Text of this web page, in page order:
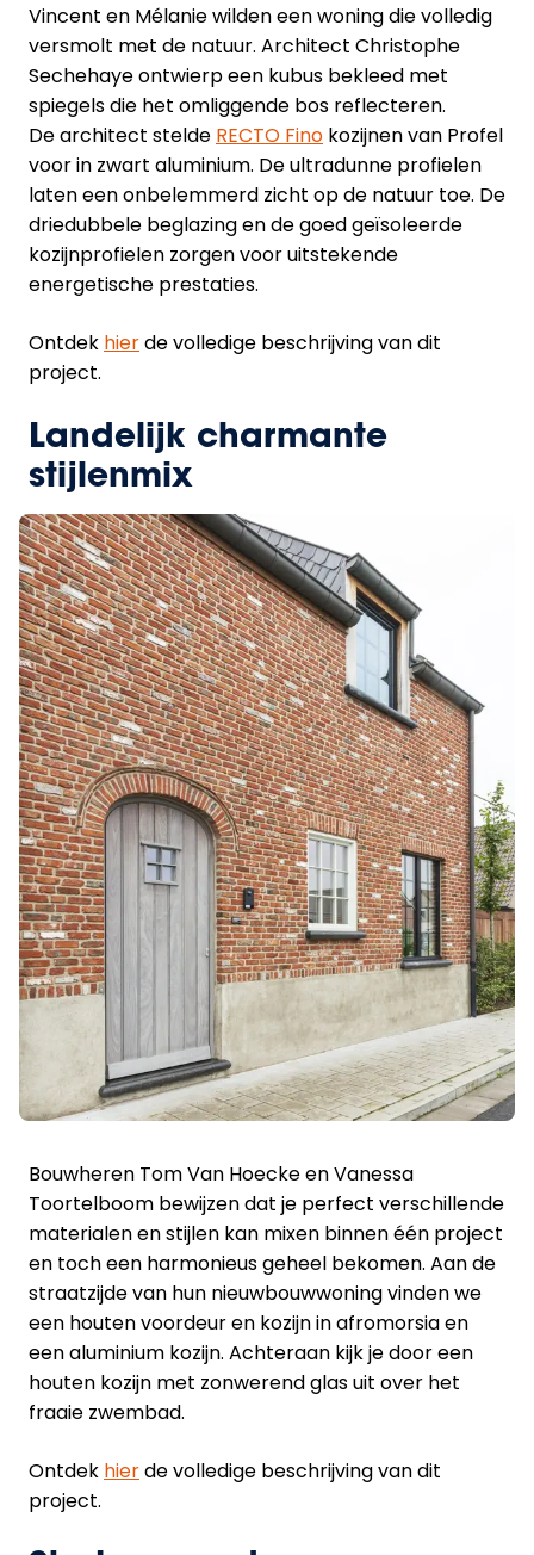
Vincent en Mélanie wilden een woning die volledig
versmolt met de natuur. Architect Christophe
Sechehaye ontwierp een kubus bekleed met
spiegels die het omliggende bos reflecteren.
De architect stelde RECTO Fino kozijnen van Profel
voor in zwart aluminium. De ultradunne profielen
laten een onbelemmerd zicht op de natuur toe. De
driedubbele beglazing en de goed geïsoleerde
kozijnprofielen zorgen voor uitstekende
energetische prestaties.
Ontdek hierde volledige beschrijving van dit
project.
Landelijk charmante
stijlenmix
Bouwheren Tom Van Hoecke en Vanessa
Toortelboom bewijzen dat je perfect verschillende
materialen en stijlen kan mixen binnen één project
en toch een harmonieus geheel bekomen. Aan de
straatzijde van hun nieuwbouwwoning vinden we
een houten voordeur en kozijn in afromorsia en
een aluminium kozijn. Achteraan kijk je door een
houten kozijn met zonwerend glas uit over het
fraaie zwembad.
Ontdek hierde volledige beschrijving van dit
project.